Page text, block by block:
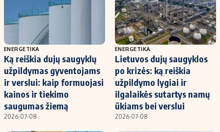
ENERGETIKA
Ką reiškia dujų saugyklų
užpildymas gyventojams
ir verslui: kaip formuojasi
kainos ir tiekimo
saugumas žiemą
2026-07-08
ENERGETIKA
Lietuvos dujų saugyklos
po krizės: ką reiškia
užpildymo lygiai ir
ilgalaikės sutartys namų
ūkiams bei verslui
2026-07-08